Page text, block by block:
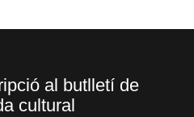
al butlletí de
cultural